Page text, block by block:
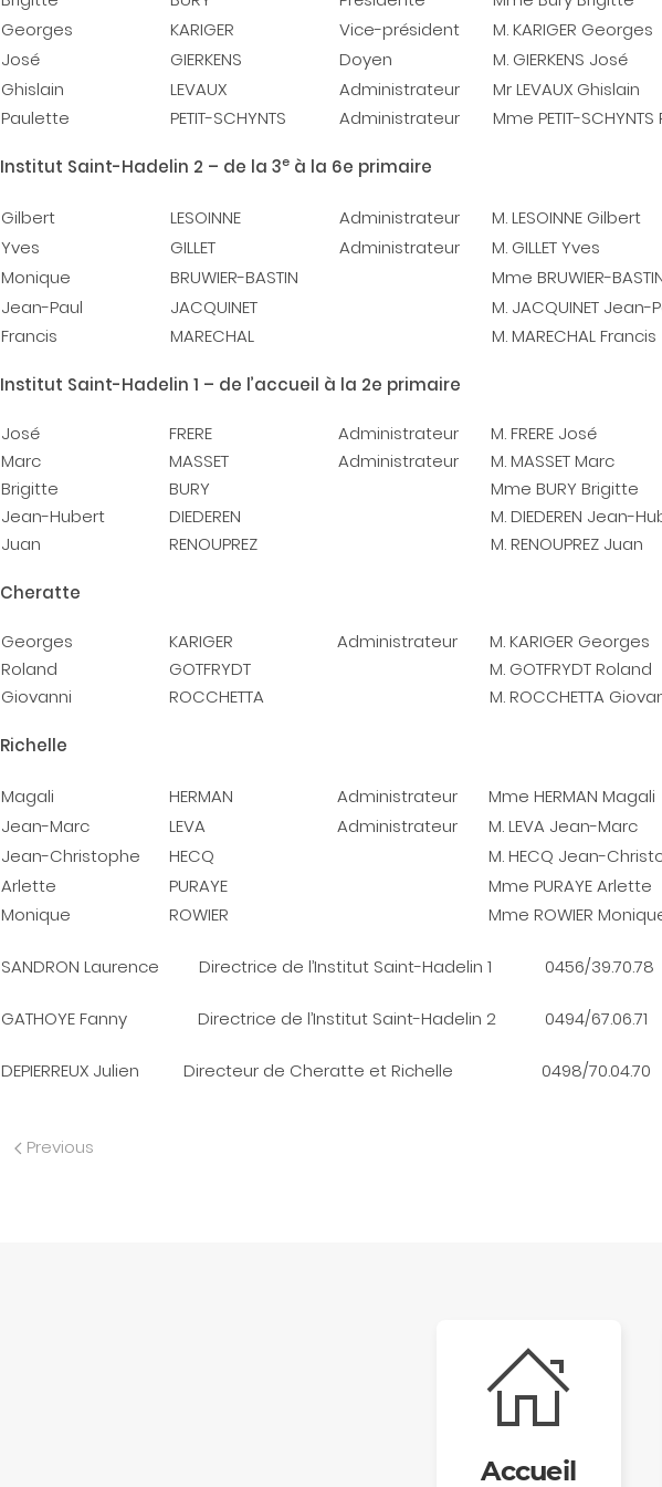
Georges
KARIGER Vice-président
M. KARIGER Georges
José
GIERKENS Doyen
M. GIERKENS José
Ghislain
LEVAUX Administrateur
Mr LEVAUX Ghislain
Paulette
PETIT-SCHYNTS Administrateur Mme PETIT-
Institut Saint-Hadelin 2 – de la 3e à la 6e primaire
Gilbert LESOINNE Administrateur
M. LESOINNE Gilbert
Yves
GILLET Administrateur
M. GILLET Yves
Monique
BRUWIER-BASTIN
Mme BRUWIER-
Jean-Paul
JACQUINET
M. JACQUINET Jean-
Francis
MARECHAL M. MARECHAL Francis
Institut Saint-Hadelin 1 – de l’accueil à la 2e primaire
José FRERE Administrateur
M. FRERE José
Marc
MASSET Administrateur
M. MASSET Marc
Brigitte
BURY
Mme BURY Brigitte
Jean-Hubert
DIEDEREN
M. DIEDEREN Jean-
Juan
RENOUPREZ M. RENOUPREZ Juan
Cheratte
Georges KARIGER Administrateur
M. KARIGER Georges
Roland
GOTFRYDT
M. GOTFRYDT Roland
Giovanni
ROCCHETTA M. ROCCHETTA
Richelle
Magali HERMAN Administrateur
Mme HERMAN Magali
Jean-Marc
LEVA Administrateur
M. LEVA Jean-Marc
Jean-Christophe
HECQ
M. HECQ Jean-
Arlette
PURAYE
Mme PURAYE Arlette
Monique
ROWIER Mme ROWIER
SANDRON Laurence Directrice de l’Institut Saint-Hadelin 1 0456/39.70.78
GATHOYE Fanny Directrice de l’Institut Saint-Hadelin 2 0494/67.06.71
DEPIERREUX Julien Directeur de Cheratte et Richelle 0498/70.04.70
Previous
Accueil